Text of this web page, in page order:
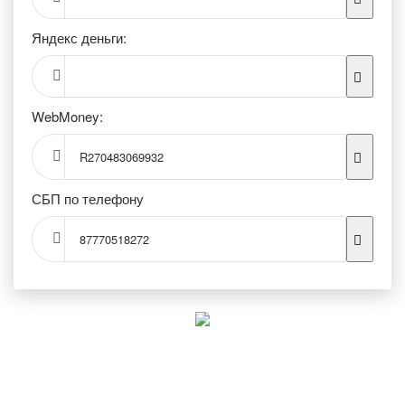
Яндекс деньги:
WebMoney:
R270483069932
СБП по телефону
87770518272